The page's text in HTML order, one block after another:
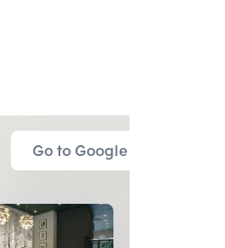
Go to Google Map